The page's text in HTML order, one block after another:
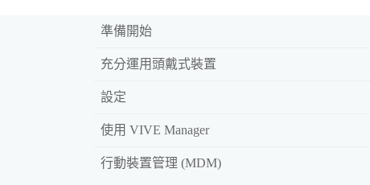
準備開始
充分運用頭戴式裝置
設定
使用 VIVE Manager
行動裝置管理 (MDM)